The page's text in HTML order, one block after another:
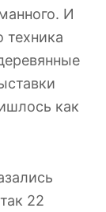
И
техника
как
22